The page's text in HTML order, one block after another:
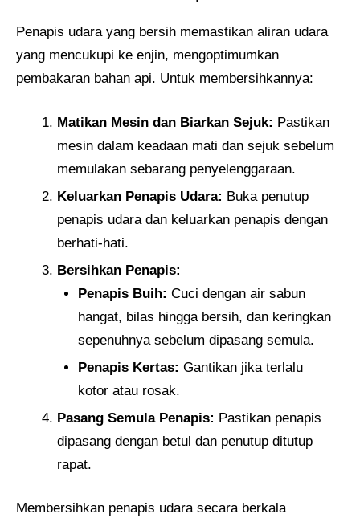
Penapis udara yang bersih memastikan aliran udara
yang mencukupi ke enjin, mengoptimumkan
pembakaran bahan api. Untuk membersihkannya:
Matikan Mesin dan Biarkan Sejuk: Pastikan
mesin dalam keadaan mati dan sejuk sebelum
memulakan sebarang penyelenggaraan.
Keluarkan Penapis Udara: Buka penutup
penapis udara dan keluarkan penapis dengan
berhati-hati.
Bersihkan Penapis:
Penapis Buih: Cuci dengan air sabun
hangat, bilas hingga bersih, dan keringkan
sepenuhnya sebelum dipasang semula.
Penapis Kertas: Gantikan jika terlalu
kotor atau rosak.
Pasang Semula Penapis: Pastikan penapis
dipasang dengan betul dan penutup ditutup
rapat.
Membersihkan penapis udara secara berkala